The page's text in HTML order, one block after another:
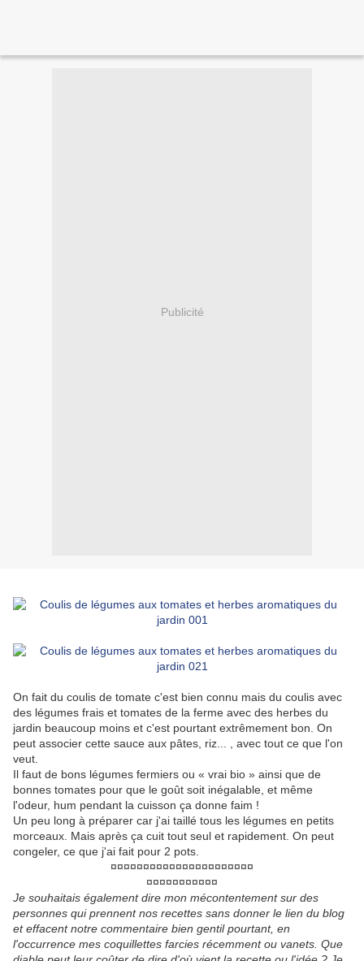
Publicité
On fait du coulis de tomate c'est bien connu mais du coulis avec
des légumes frais et tomates de la ferme avec des herbes du
jardin beaucoup moins et c'est pourtant extrêmement bon. On
peut associer cette sauce aux pâtes, riz... , avec tout ce que l'on
veut.
Il faut de bons légumes fermiers ou « vrai bio » ainsi que de
bonnes tomates pour que le goût soit inégalable, et même
l'odeur, hum pendant la cuisson ça donne faim !
Un peu long à préparer car j'ai taillé tous les légumes en petits
morceaux. Mais après ça cuit tout seul et rapidement. On peut
congeler, ce que j'ai fait pour 2 pots.
¤¤¤¤¤¤¤¤¤¤¤¤¤¤¤¤¤¤¤¤¤¤
¤¤¤¤¤¤¤¤¤¤¤
Je souhaitais également dire mon mécontentement sur des
personnes qui prennent nos recettes sans donner le lien du blog
et effacent notre commentaire bien gentil pourtant, en
l'occurrence mes coquillettes farcies récemment ou vanets. Que